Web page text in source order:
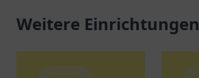
Weitere Einrichtungen